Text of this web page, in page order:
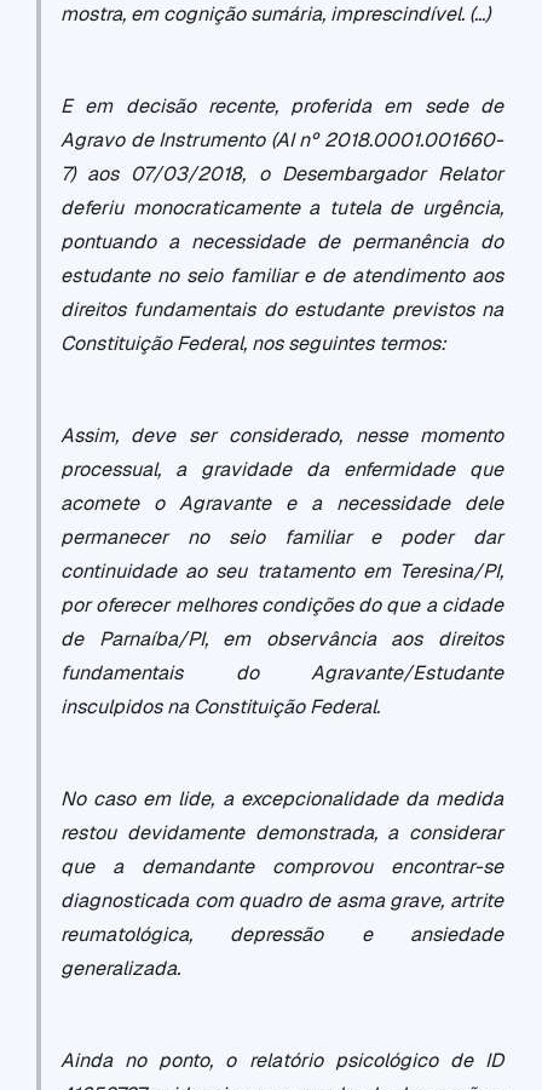
mostra, em cognição sumária, imprescindível. (...)
E em decisão recente, proferida em sede de
Agravo de Instrumento (AI nº 2018.0001.001660-
7) aos 07/03/2018, o Desembargador Relator
deferiu monocraticamente a tutela de urgência,
pontuando a necessidade de permanência do
estudante no seio familiar e de atendimento aos
direitos fundamentais do estudante previstos na
Constituição Federal, nos seguintes termos:
Assim, deve ser considerado, nesse momento
processual, a gravidade da enfermidade que
acomete o Agravante e a necessidade dele
permanecer no seio familiar e poder dar
continuidade ao seu tratamento em Teresina/PI,
por oferecer melhores condições do que a cidade
de Parnaíba/PI, em observância aos direitos
fundamentais do Agravante/Estudante
insculpidos na Constituição Federal.
No caso em lide, a excepcionalidade da medida
restou devidamente demonstrada, a considerar
que a demandante comprovou encontrar-se
diagnosticada com quadro de asma grave, artrite
reumatológica, depressão e ansiedade
generalizada.
Ainda no ponto, o relatório psicológico de ID